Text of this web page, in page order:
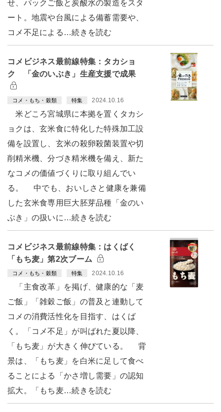
せ、パックご飯と炭酸水の製造をスタ
ート。地震や台風による備蓄需要や、
コメ不足による…続きを読む
コメビジネス最前線特集：タカショ
ク 「金のいぶき」生産支援で成果
コメ・もち・穀類 特集 2024.10.16
米どころ宮城県に本拠を置くタカシ
ョクは、玄米食に特化した特殊加工設
備を設置し、玄米の殺卵殺菌装置や切
削精米機、分づき精米機を備え、新た
なコメの価値づくりに取り組んでい
る。 中でも、おいしさと健康を兼備
した玄米食専用巨大胚芽品種「金のい
ぶき」の扱いに…続きを読む
コメビジネス最前線特集：はくばく
「もち麦」第2次ブーム
コメ・もち・穀類 特集 2024.10.16
「主食改革」を掲げ、健康的な「麦
ご飯」「雑穀ご飯」の普及と連動して
コメの消費活性化を目指す、はくば
く。「コメ不足」が叫ばれた夏以降、
「もち麦」が大きく伸びている。 背
景は、「もち麦」を白米に足して食べ
ることによる「かさ増し需要」の認知
拡大。「もち麦…続きを読む